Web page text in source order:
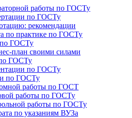
работы по ГОСТу
по ГОСТу
рекомендации
по практике по ГОСТу
ГОСТу
план своими силами
ГОСТу
по ГОСТу
по ГОСТу
работы по ГОСТ
работы по ГОСТу
работы по ГОСТу
по указаниям ВУЗа